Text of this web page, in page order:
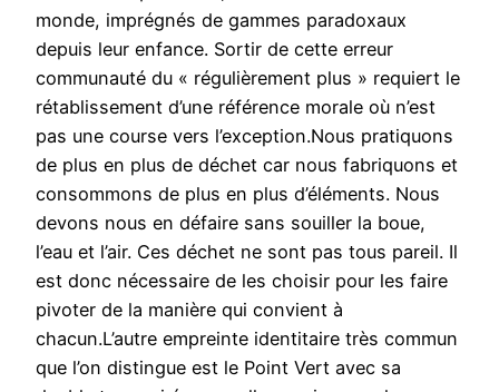
monde, imprégnés de gammes paradoxaux
depuis leur enfance. Sortir de cette erreur
communauté du « régulièrement plus » requiert le
rétablissement d’une référence morale où n’est
pas une course vers l’exception.Nous pratiquons
de plus en plus de déchet car nous fabriquons et
consommons de plus en plus d’éléments. Nous
devons nous en défaire sans souiller la boue,
l’eau et l’air. Ces déchet ne sont pas tous pareil. Il
est donc nécessaire de les choisir pour les faire
pivoter de la manière qui convient à
chacun.L’autre empreinte identitaire très commun
que l’on distingue est le Point Vert avec sa